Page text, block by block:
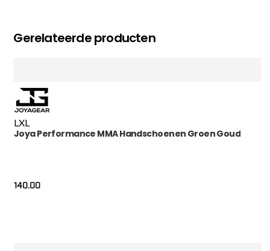
Gerelateerde producten
LXL
Joya Performance MMA Handschoenen Groen Goud
140.00